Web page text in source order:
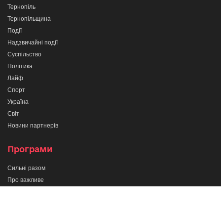
Тернопіль
Тернопільщина
Події
Надзвичайні події
Суспільство
Політика
Лайф
Спорт
Україна
Світ
Новини партнерів
Програми
Сильні разом
Про важливе